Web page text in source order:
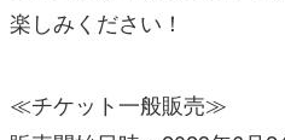
楽しみください！
≪チケット一般販売≫